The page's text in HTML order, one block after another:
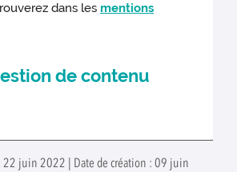
dans les mentions
de contenu
22 juin 2022 | Date de création : 09 juin